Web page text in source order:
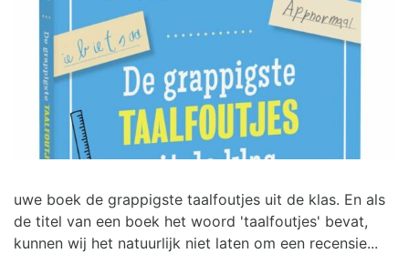
uwe boek de grappigste taalfoutjes uit de klas. En als
de titel van een boek het woord 'taalfoutjes' bevat,
kunnen wij het natuurlijk niet laten om een recensie...